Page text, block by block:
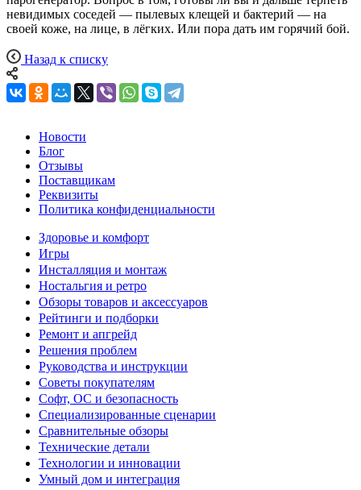
невидимых соседей — пылевых клещей и бактерий — на
своей коже, на лице, в лёгких. Или пора дать им горячий бой.
Назад к списку
Новости
Блог
Отзывы
Поставщикам
Реквизиты
Политика конфиденциальности
Здоровье и комфорт
Игры
Инсталляция и монтаж
Ностальгия и ретро
Обзоры товаров и аксессуаров
Рейтинги и подборки
Ремонт и апгрейд
Решения проблем
Руководства и инструкции
Советы покупателям
Софт, ОС и безопасность
Специализированные сценарии
Сравнительные обзоры
Технические детали
Технологии и инновации
Умный дом и интеграция